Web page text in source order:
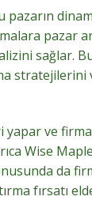
pazarın
pazar
sağlar.
ve
Wise
da
fırsatı